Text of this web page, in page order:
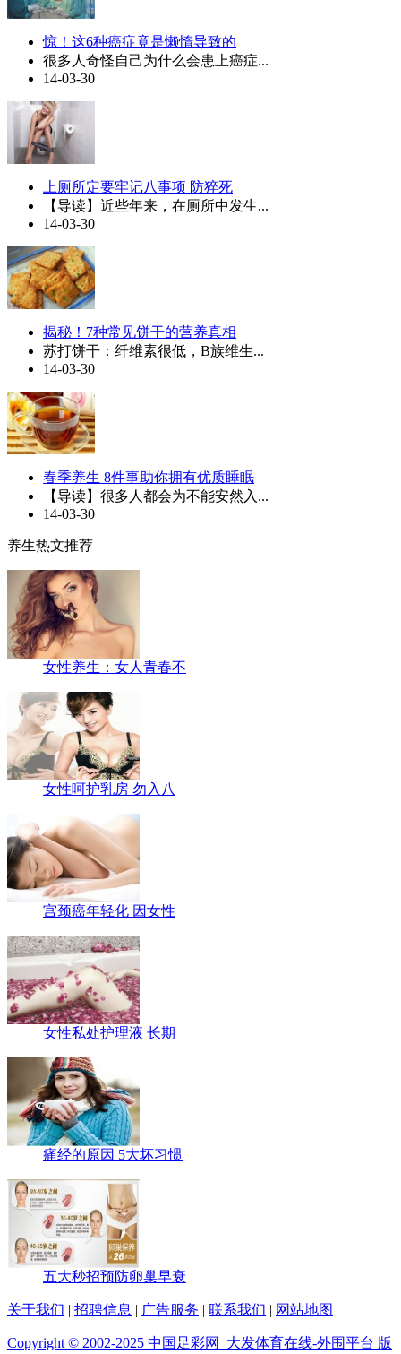
惊！这6种癌症竟是懒惰导致的
很多人奇怪自己为什么会患上癌症...
14-03-30
上厕所定要牢记八事项 防猝死
【导读】近些年来，在厕所中发生...
14-03-30
揭秘！7种常见饼干的营养真相
苏打饼干：纤维素很低，B族维生...
14-03-30
春季养生 8件事助你拥有优质睡眠
【导读】很多人都会为不能安然入...
14-03-30
养生热文推荐
女性养生：女人青春不
女性呵护乳房 勿入八
宫颈癌年轻化 因女性
女性私处护理液 长期
痛经的原因 5大坏习惯
五大秒招预防卵巢早衰
关于我们 | 招聘信息 | 广告服务 | 联系我们 | 网站地图
Copyright © 2002-2025 中国足彩网_大发体育在线-外围平台 版